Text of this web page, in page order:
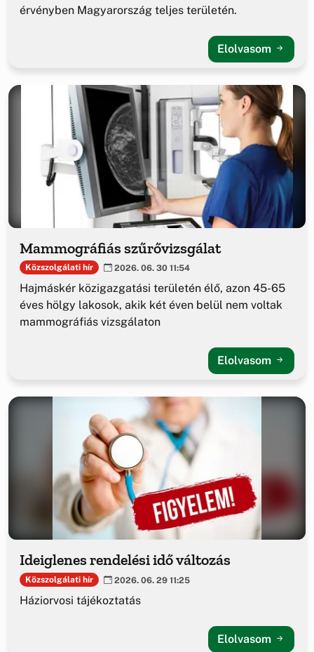
érvényben Magyarország teljes területén.
Elolvasom
Mammográfiás szűrővizsgálat
Közszolgálati hír 2026. 06. 30 11:54
Hajmáskér közigazgatási területén élő, azon 45-65
éves hölgy lakosok, akik két éven belül nem voltak
mammográfiás vizsgálaton
Elolvasom
Ideiglenes rendelési idő változás
Közszolgálati hír 2026. 06. 29 11:25
Háziorvosi tájékoztatás
Elolvasom